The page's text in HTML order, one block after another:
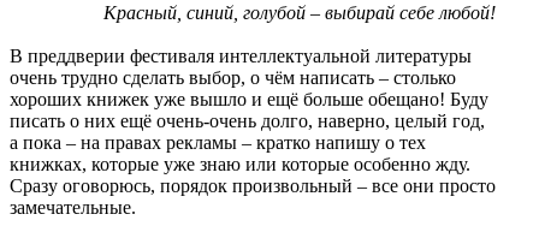
Красный, синий, голубой – выбирай себе любой!
В преддверии фестиваля интеллектуальной литературы
очень трудно сделать выбор, о чём написать – столько
хороших книжек уже вышло и ещё больше обещано! Буду
писать о них ещё очень-очень долго, наверно, целый год,
а пока – на правах рекламы – кратко напишу о тех
книжках, которые уже знаю или которые особенно жду.
Сразу оговорюсь, порядок произвольный – все они просто
замечательные.